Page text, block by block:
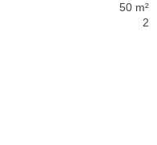
50 m²
2